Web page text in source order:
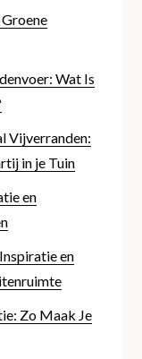
Wat Is
Vijverranden:
in je Tuin
en
en
Zo Maak Je